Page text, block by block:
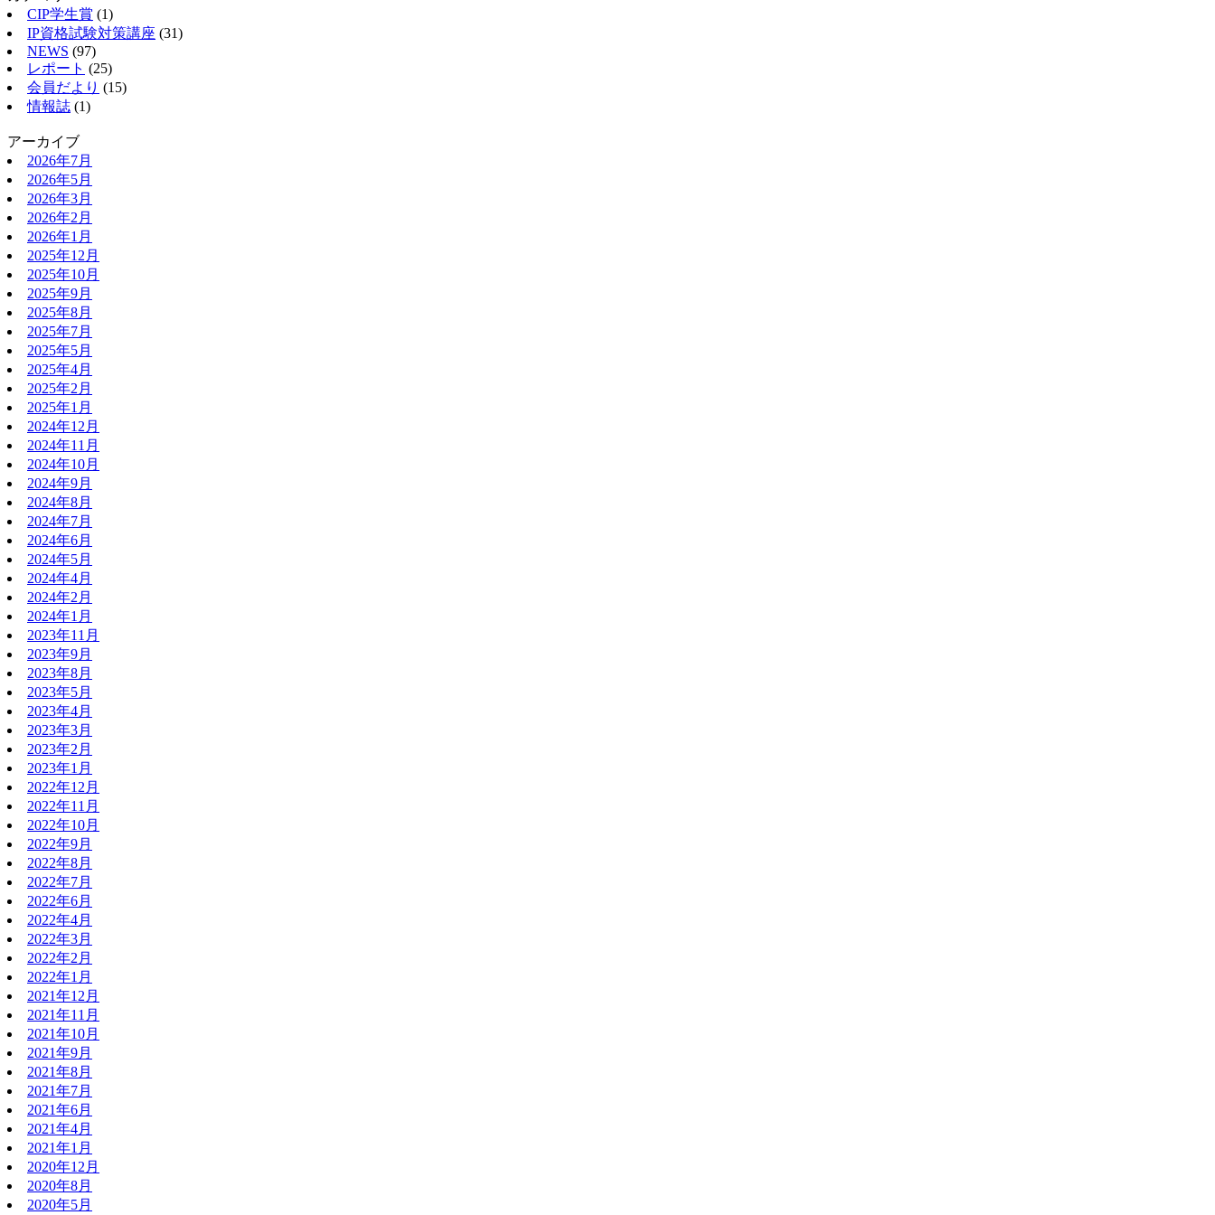
CIP学生賞 (1)
IP資格試験対策講座 (31)
NEWS (97)
レポート (25)
会員だより (15)
情報誌 (1)
アーカイブ
2026年7月
2026年5月
2026年3月
2026年2月
2026年1月
2025年12月
2025年10月
2025年9月
2025年8月
2025年7月
2025年5月
2025年4月
2025年2月
2025年1月
2024年12月
2024年11月
2024年10月
2024年9月
2024年8月
2024年7月
2024年6月
2024年5月
2024年4月
2024年2月
2024年1月
2023年11月
2023年9月
2023年8月
2023年5月
2023年4月
2023年3月
2023年2月
2023年1月
2022年12月
2022年11月
2022年10月
2022年9月
2022年8月
2022年7月
2022年6月
2022年4月
2022年3月
2022年2月
2022年1月
2021年12月
2021年11月
2021年10月
2021年9月
2021年8月
2021年7月
2021年6月
2021年4月
2021年1月
2020年12月
2020年8月
2020年5月